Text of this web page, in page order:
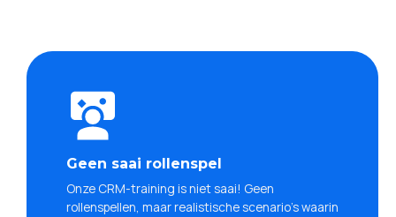
Geen saai rollenspel
Onze CRM-training is niet saai! Geen
rollenspellen, maar realistische scenario’s waarin